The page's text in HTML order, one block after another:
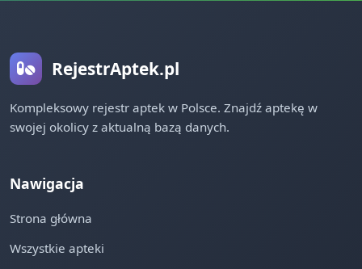
RejestrAptek.pl
Kompleksowy rejestr aptek w Polsce. Znajdź aptekę w
swojej okolicy z aktualną bazą danych.
Nawigacja
Strona główna
Wszystkie apteki